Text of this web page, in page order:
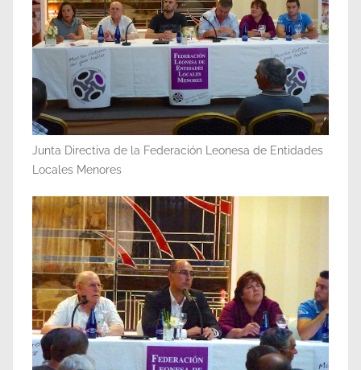
Junta Directiva de la Federación Leonesa de Entidades
Locales Menores